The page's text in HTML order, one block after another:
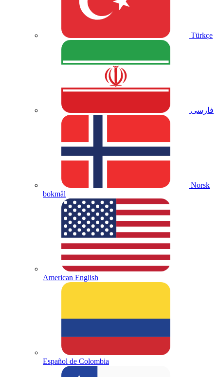
Türkçe
فارسی
Norsk
bokmål
American English
Español de Colombia